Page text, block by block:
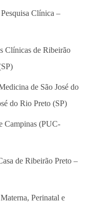
Clínica –
Clínicas de Ribeirão
de São José do
do Rio Preto (SP)
Campinas (PUC-
de Ribeirão Preto –
Perinatal e